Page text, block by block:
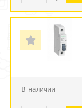
В наличии